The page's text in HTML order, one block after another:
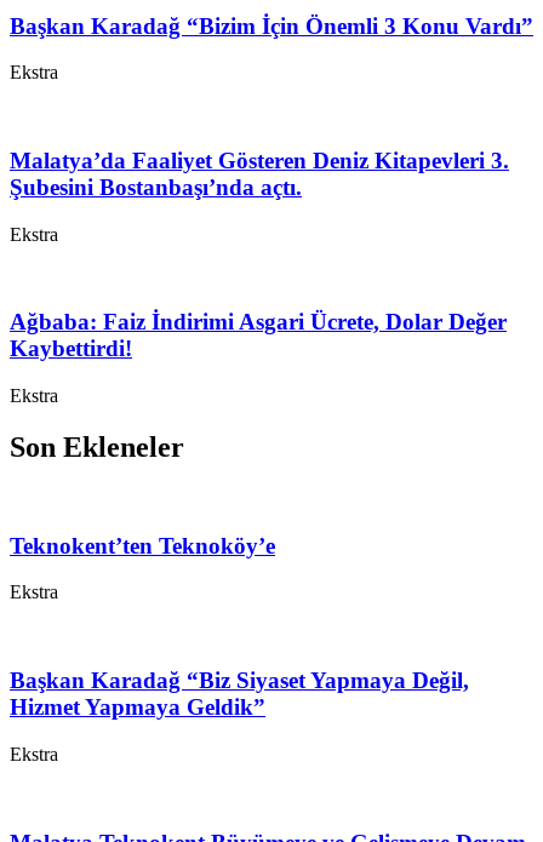
Başkan Karadağ “Bizim İçin Önemli 3 Konu Vardı”
Ekstra
Malatya’da Faaliyet Gösteren Deniz Kitapevleri 3.
Şubesini Bostanbaşı’nda açtı.
Ekstra
Ağbaba: Faiz İndirimi Asgari Ücrete, Dolar Değer
Kaybettirdi!
Ekstra
Son Ekleneler
Teknokent’ten Teknoköy’e
Ekstra
Başkan Karadağ “Biz Siyaset Yapmaya Değil,
Hizmet Yapmaya Geldik”
Ekstra